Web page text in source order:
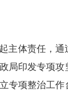
主体责任，
局印发专项
专项整治工